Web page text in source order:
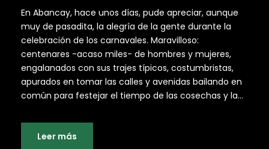
En Abancay, hace unos días, pude apreciar, aunque
muy de pasadita, la alegría de la gente durante la
celebración de los carnavales. Maravilloso:
centenares -acaso miles- de hombres y mujeres,
engalanados con sus trajes típicos, costumbristas,
apurados en tomar las calles y avenidas bailando en
común para festejar el tiempo de las cosechas y la...
Leer más